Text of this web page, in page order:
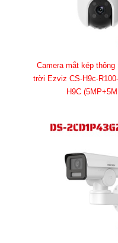
Camera mắt kép thông
trời Ezviz CS-H9c-
H9C